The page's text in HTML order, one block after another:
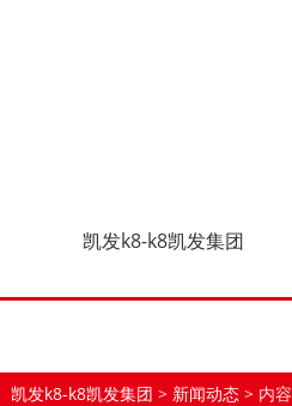
凯发k8-k8凯发集团
凯发k8-k8凯发集团 > 新闻动态 > 内容